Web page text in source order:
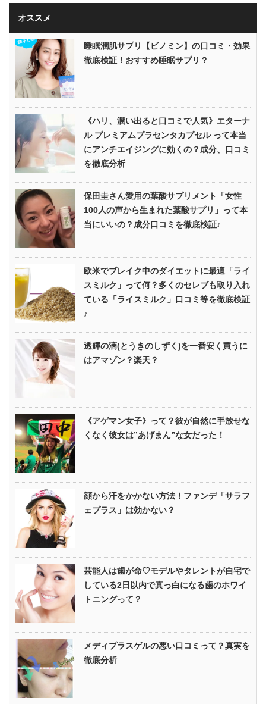
オススメ
睡眠潤肌サプリ【ビノミン】の口コミ・効果
徹底検証！おすすめ睡眠サプリ？
《ハリ、潤い出ると口コミで人気》エターナ
ル プレミアムプラセンタカプセル って本当
にアンチエイジングに効くの？成分、口コミ
を徹底分析
保田圭さん愛用の葉酸サプリメント「女性
100人の声から生まれた葉酸サプリ」って本
当にいいの？成分口コミを徹底検証♪
欧米でブレイク中のダイエットに最適「ライ
スミルク」って何？多くのセレブも取り入れ
ている「ライスミルク」口コミ等を徹底検証
♪
透輝の滴(とうきのしずく)を一番安く買うに
はアマゾン？楽天？
《アゲマン女子》って？彼が自然に手放せな
くなく彼女は”あげまん”な女だった！
顔から汗をかかない方法！ファンデ「サラフ
ェプラス」は効かない？
芸能人は歯が命♡モデルやタレントが自宅で
している2日以内で真っ白になる歯のホワイ
トニングって？
メディプラスゲルの悪い口コミって？真実を
徹底分析